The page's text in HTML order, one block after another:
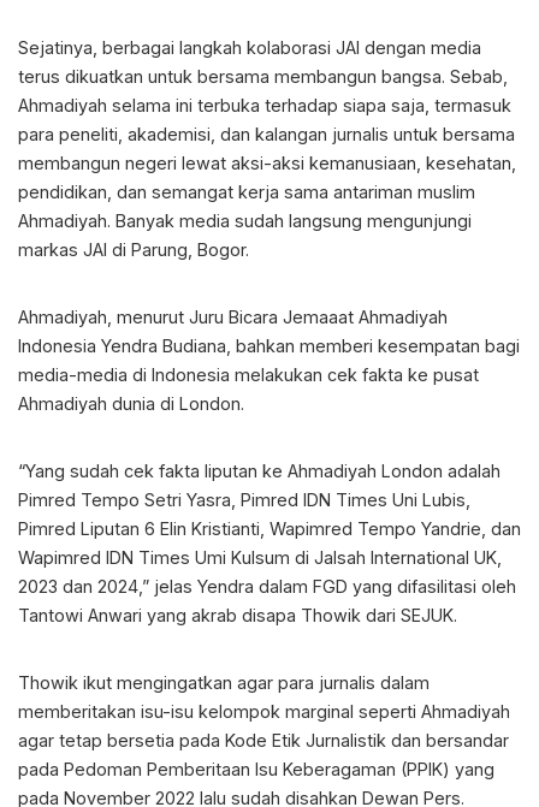
Sejatinya, berbagai langkah kolaborasi JAI dengan media
terus dikuatkan untuk bersama membangun bangsa. Sebab,
Ahmadiyah selama ini terbuka terhadap siapa saja, termasuk
para peneliti, akademisi, dan kalangan jurnalis untuk bersama
membangun negeri lewat aksi-aksi kemanusiaan, kesehatan,
pendidikan, dan semangat kerja sama antariman muslim
Ahmadiyah. Banyak media sudah langsung mengunjungi
markas JAI di Parung, Bogor.
Ahmadiyah, menurut Juru Bicara Jemaaat Ahmadiyah
Indonesia Yendra Budiana, bahkan memberi kesempatan bagi
media-media di Indonesia melakukan cek fakta ke pusat
Ahmadiyah dunia di London.
“Yang sudah cek fakta liputan ke Ahmadiyah London adalah
Pimred Tempo Setri Yasra, Pimred IDN Times Uni Lubis,
Pimred Liputan 6 Elin Kristianti, Wapimred Tempo Yandrie, dan
Wapimred IDN Times Umi Kulsum di Jalsah International UK,
2023 dan 2024,” jelas Yendra dalam FGD yang difasilitasi oleh
Tantowi Anwari yang akrab disapa Thowik dari SEJUK.
Thowik ikut mengingatkan agar para jurnalis dalam
memberitakan isu-isu kelompok marginal seperti Ahmadiyah
agar tetap bersetia pada Kode Etik Jurnalistik dan bersandar
pada Pedoman Pemberitaan Isu Keberagaman (PPIK) yang
pada November 2022 lalu sudah disahkan Dewan Pers.